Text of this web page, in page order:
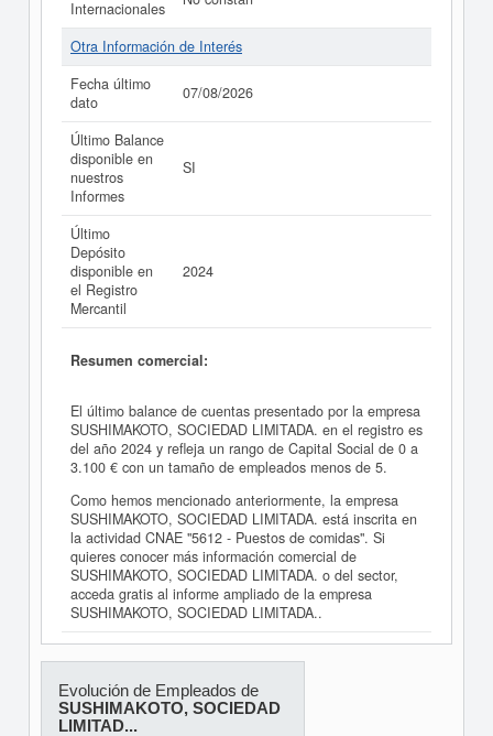
Internacionales
Otra Información de Interés
Fecha último
dato
07/08/2026
Último Balance
disponible en
nuestros
Informes
SI
Último
Depósito
disponible en
el Registro
Mercantil
2024
Resumen comercial:
El último balance de cuentas presentado por la empresa
SUSHIMAKOTO, SOCIEDAD LIMITADA. en el registro es
del año 2024 y refleja un rango de Capital Social de 0 a
3.100 € con un tamaño de empleados menos de 5.
Como hemos mencionado anteriormente, la empresa
SUSHIMAKOTO, SOCIEDAD LIMITADA. está inscrita en
la actividad CNAE "5612 - Puestos de comidas". Si
quieres conocer más información comercial de
SUSHIMAKOTO, SOCIEDAD LIMITADA. o del sector,
acceda gratis al informe ampliado de la empresa
SUSHIMAKOTO, SOCIEDAD LIMITADA..
Evolución de Empleados de
SUSHIMAKOTO, SOCIEDAD
LIMITAD...